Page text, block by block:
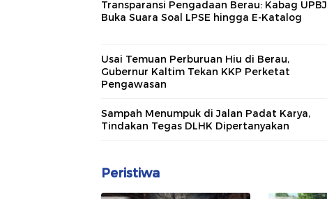
Transparansi Pengadaan Berau: Kabag UPBJ
Buka Suara Soal LPSE hingga E-Katalog
Usai Temuan Perburuan Hiu di Berau,
Gubernur Kaltim Tekan KKP Perketat
Pengawasan
Sampah Menumpuk di Jalan Padat Karya,
Tindakan Tegas DLHK Dipertanyakan
Peristiwa